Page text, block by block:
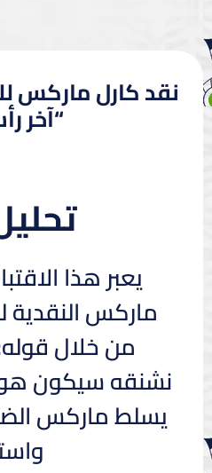
نقد كارل ماركس
“آخر
يعبر هذا
ماركس النقدية
من خلال
نشنقه سيكون هو
يسلط ماركس